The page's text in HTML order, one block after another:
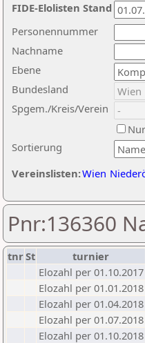
Nachname
Ebene
Sortierung
Personennummer
Bundesland
Spgem./Kreis/Verein
Vereinslisten:Wien
FIDE-Elolisten Stand
Pnr:136360
tnrSt turnier
Elozahl per 01.10.2017
Elozahl per 01.01.2018
Elozahl per 01.04.2018
Elozahl per 01.07.2018
Elozahl per 01.10.2018